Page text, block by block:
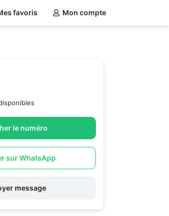
favoris Mon compte
le numéro
sur WhatsApp
message